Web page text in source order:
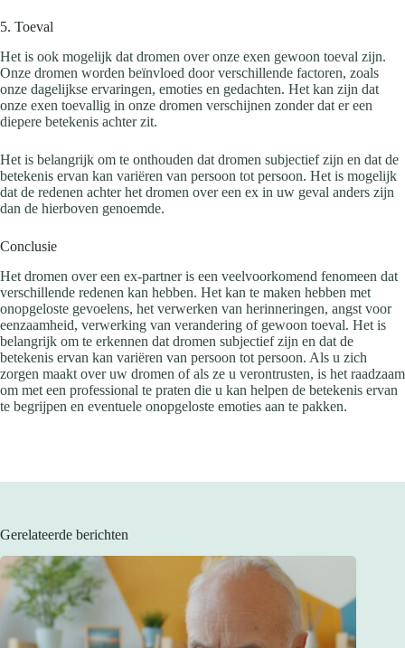
5. Toeval
Het is ook mogelijk dat dromen over onze exen gewoon toeval zijn.
Onze dromen worden beïnvloed door verschillende factoren, zoals
onze dagelijkse ervaringen, emoties en gedachten. Het kan zijn dat
onze exen toevallig in onze dromen verschijnen zonder dat er een
diepere betekenis achter zit.
Het is belangrijk om te onthouden dat dromen subjectief zijn en dat de
betekenis ervan kan variëren van persoon tot persoon. Het is mogelijk
dat de redenen achter het dromen over een ex in uw geval anders zijn
dan de hierboven genoemde.
Conclusie
Het dromen over een ex-partner is een veelvoorkomend fenomeen dat
verschillende redenen kan hebben. Het kan te maken hebben met
onopgeloste gevoelens, het verwerken van herinneringen, angst voor
eenzaamheid, verwerking van verandering of gewoon toeval. Het is
belangrijk om te erkennen dat dromen subjectief zijn en dat de
betekenis ervan kan variëren van persoon tot persoon. Als u zich
zorgen maakt over uw dromen of als ze u verontrusten, is het raadzaam
om met een professional te praten die u kan helpen de betekenis ervan
te begrijpen en eventuele onopgeloste emoties aan te pakken.
Gerelateerde berichten